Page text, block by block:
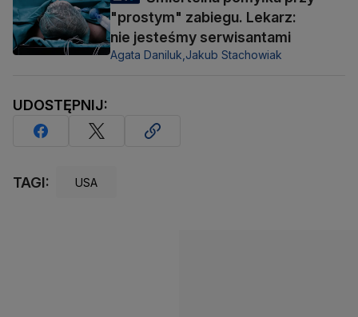
"prostym" zabiegu. Lekarz:
nie jesteśmy serwisantami
Agata Daniluk,Jakub Stachowiak
UDOSTĘPNIJ:
TAGI: USA